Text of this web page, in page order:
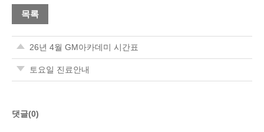
목록
26년 4월 GM아카데미 시간표
토요일 진료안내
댓글(0)